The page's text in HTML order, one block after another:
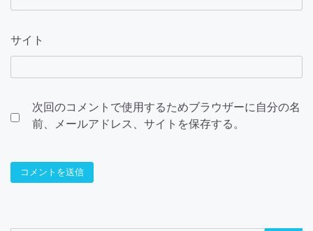
サイト
次回のコメントで使用するためブラウザーに自分の名
前、メールアドレス、サイトを保存する。